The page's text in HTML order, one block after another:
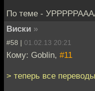
По теме -
Виски »
#58 | 01.02.13 20:21
Кому: Goblin, #11
> теперь все